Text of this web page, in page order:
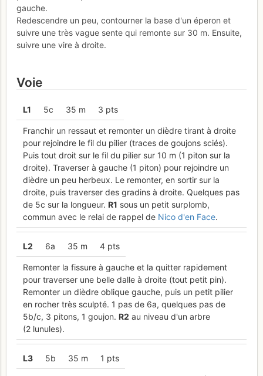
gauche.
Redescendre un peu, contourner la base d'un éperon et
suivre une très vague sente qui remonte sur 30 m. Ensuite,
suivre une vire à droite.
Voie
L1 5c 35 m 3 pts
Franchir un ressaut et remonter un dièdre tirant à droite
pour rejoindre le fil du pilier (traces de goujons sciés).
Puis tout droit sur le fil du pilier sur 10 m (1 piton sur la
droite). Traverser à gauche (1 piton) pour rejoindre un
dièdre un peu herbeux. Le remonter, en sortir sur la
droite, puis traverser des gradins à droite. Quelques pas
de 5c sur la longueur. R1 sous un petit surplomb,
commun avec le relai de rappel de Nico d'en Face.
L2 6a 35 m 4 pts
Remonter la fissure à gauche et la quitter rapidement
pour traverser une belle dalle à droite (tout petit pin).
Remonter un dièdre oblique gauche, puis un petit pilier
en rocher très sculpté. 1 pas de 6a, quelques pas de
5b/c, 3 pitons, 1 goujon. R2 au niveau d'un arbre
(2 lunules).
L3 5b 35 m 1 pts